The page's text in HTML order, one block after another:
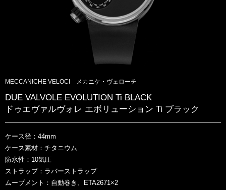
MECCANICHE VELOCI メカニケ・ヴェローチ
DUE VALVOLE EVOLUTION Ti BLACK
ドゥエヴァルヴォレ エボリューション Ti ブラック
ケース径：44mm
ケース素材：チタニウム
防水性：10気圧
ストラップ：ラバーストラップ
ムーブメント：自動巻き、ETA2671×2